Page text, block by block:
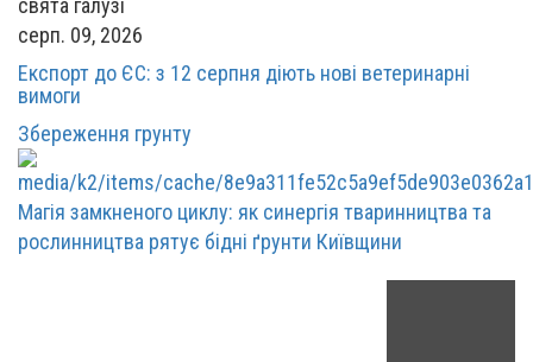
серп. 09, 2026
Експорт до ЄС: з 12 серпня діють нові ветеринарні
вимоги
Збереження грунту
Магія замкненого циклу: як синергія тваринництва та
рослинництва рятує бідні ґрунти Київщини